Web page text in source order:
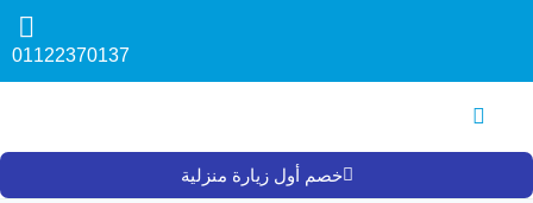
01122370137
خصم أول زيارة منزلية